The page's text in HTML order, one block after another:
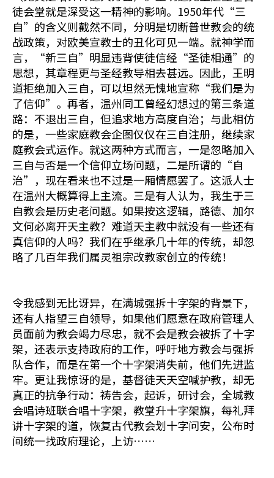
徒会堂就是深受这一精神的影响。1950年代“三
自”的含义则截然不同，分明是切断普世教会的统
战政策，对欧美宣教士的丑化可见一端。就神学而
言，“新三自”明显违背使徒信经“圣徒相通”的
思想，其章程更与圣经教导相去甚远。因此，王明
道拒绝加入三自，可以坦然无愧地宣称“我们是为
了信仰”。再者，温州同工曾经幻想过的第三条道
路：不退出三自，但追求地方高度自治；与此相仿
的是，一些家庭教会企图仅仅在三自注册，继续家
庭教会式运作。就这两种方式而言，一是忽略加入
三自与否是一个信仰立场问题，二是所谓的“自
治”，现在看来也不过是一厢情愿罢了。这派人士
在温州大概算得上主流。三是有人认为，我生于三
自教会是历史老问题。如果按这逻辑，路德、加尔
文何必离开天主教？难道天主教中就没有一些还有
真信仰的人吗？我们在乎继承几十年的传统，却忽
略了几百年我们属灵祖宗改教家创立的传统！
令我感到无比讶异，在满城强拆十字架的背景下，
还有人指望三自领导，如果他们愿意在政府管理人
员面前为教会竭力尽忠，就不会是教会被拆了十字
架，还表示支持政府的工作，呼吁地方教会与强拆
队合作，而是在第一个十字架消失前，他们先进监
牢。更让我惊讶的是，基督徒天天空喊护教，却无
真正的抗争行动：祷告会，起诉，研讨会，全城教
会唱诗班联合唱十字架，教堂升十字架旗，每礼拜
讲十字架的道，恢复古代教会划十字问安，公布时
间统一找政府理论，上访……